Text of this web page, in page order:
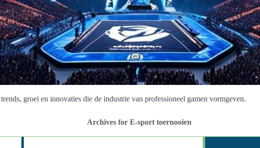
groei en innovaties die de industrie van professioneel gamen vormgeven.
Archives for E-sport toernooien